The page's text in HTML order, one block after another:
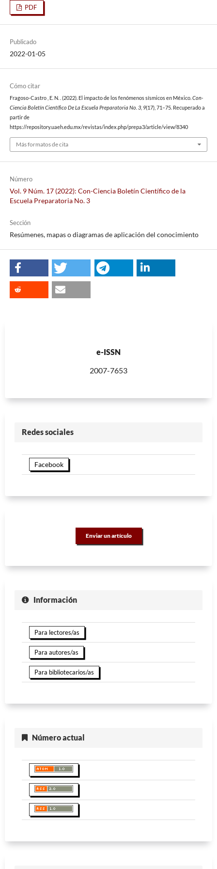
PDF
Publicado
2022-01-05
Cómo citar
Fragoso-Castro , E. N. . (2022). El impacto de los fenómenos sísmicos en México. Con-
Ciencia Boletín Científico De La Escuela Preparatoria No. 3, 9(17), 71–75. Recuperado a
partir de
https://repository.uaeh.edu.mx/revistas/index.php/prepa3/article/view/8340
Más formatos de cita
Número
Vol. 9 Núm. 17 (2022): Con-Ciencia Boletín Científico de la
Escuela Preparatoria No. 3
Sección
Resúmenes, mapas o diagramas de aplicación del conocimiento
e-ISSN
2007-7653
Redes sociales
Facebook
Enviar un artículo
Información
Para lectores/as
Para autores/as
Para bibliotecarios/as
Número actual